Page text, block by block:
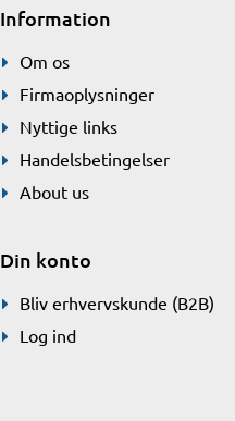
Information
Om os
Firmaoplysninger
Nyttige links
Handelsbetingelser
About us
Din konto
Bliv erhvervskunde (B2B)
Log ind